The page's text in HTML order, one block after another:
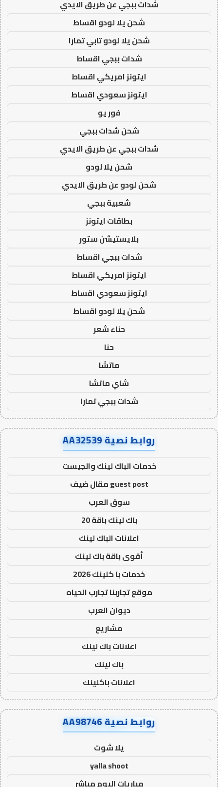
شدات ببجي عن طريق الايدي
شحن يلا لودو اقساط
شحن يلا لودو تابي تمارا
شدات ببجي اقساط
ايتونز امريكي اقساط
ايتونز سعودي اقساط
فور يو
شحن شدات ببجي
شدات ببجي عن طريق الايدي
شحن يلا لودو
شحن لودو عن طريق الايدي
شعبية ببجي
بطاقات ايتونز
بلايستيشن ستور
شدات ببجي اقساط
ايتونز امريكي اقساط
ايتونز سعودي اقساط
شحن يلا لودو اقساط
حناء شعر
حنا
ماتشا
شاي ماتشا
شدات ببجي تمارا
روابط نصية AA32539
خدمات الباك لينك والجيست
guest post مقال ضيف
سوق العرب
باك لينك باقة 20
اعلانات الباك لينك
أقوى باقة باك لينك
خدمات با كلينك 2026
موقع تجاربنا تجارب الحياه
ديوان العرب
مشاريع
اعلانات باك لينك
باك لينك
اعلانات باكلينك
روابط نصية AA98746
يلا شوت
yalla shoot
مباريات اليوم مباشر